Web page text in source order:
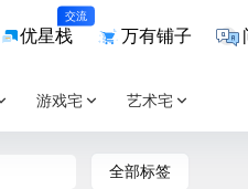
优星栈
交流
万有铺子
游戏宅 艺术宅
全部标签